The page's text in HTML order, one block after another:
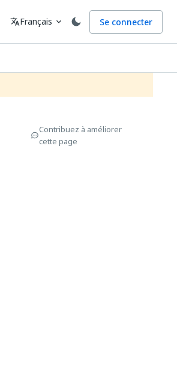
Langue
translateFrançais expand_more Se connecter
Contribuez à améliorer
cette page